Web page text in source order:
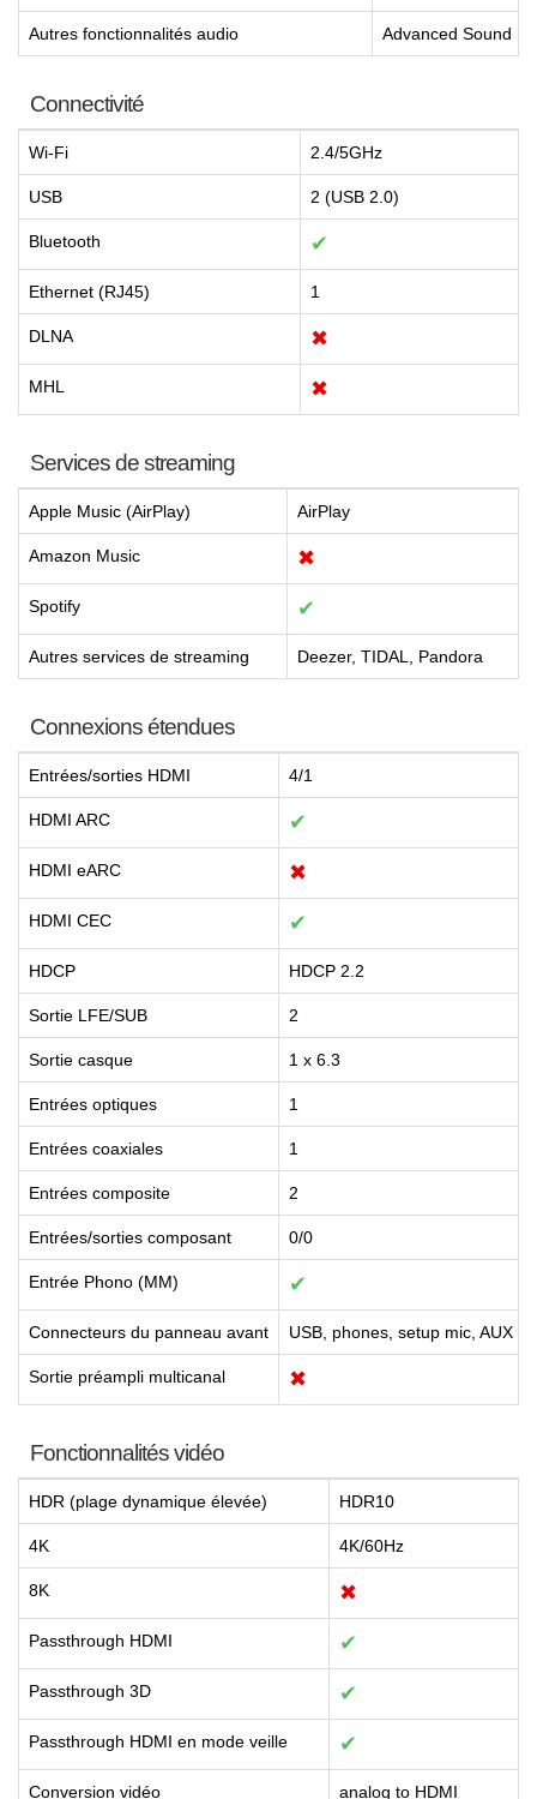
Autres fonctionnalités audio Advanced Sound
Connectivité
Wi-Fi 2.4/5GHz
USB 2 (USB 2.0)
Bluetooth ✔
Ethernet (RJ45) 1
DLNA ✖
MHL ✖
Services de streaming
Apple Music (AirPlay) AirPlay
Amazon Music ✖
Spotify ✔
Autres services de streaming Deezer, TIDAL, Pandora
Connexions étendues
Entrées/sorties HDMI 4/1
HDMI ARC ✔
HDMI eARC ✖
HDMI CEC ✔
HDCP HDCP 2.2
Sortie LFE/SUB 2
Sortie casque 1 x 6.3
Entrées optiques 1
Entrées coaxiales 1
Entrées composite 2
Entrées/sorties composant 0/0
Entrée Phono (MM) ✔
Connecteurs du panneau avant USB, phones, setup mic, AUX
Sortie préampli multicanal ✖
Fonctionnalités vidéo
HDR (plage dynamique élevée) HDR10
4K 4K/60Hz
8K ✖
Passthrough HDMI ✔
Passthrough 3D ✔
Passthrough HDMI en mode veille ✔
Conversion vidéo analog to HDMI